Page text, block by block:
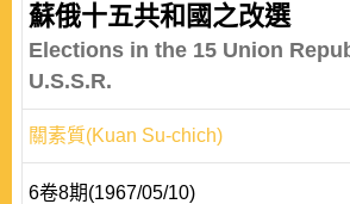
蘇俄十五共和國之改選
Elections in the 15 Union
U.S.S.R.
關素質(Kuan Su-chich)
6卷8期(1967/05/10)